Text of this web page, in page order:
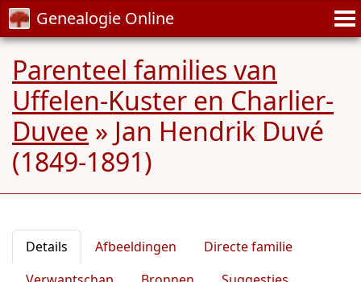
Genealogie Online
Parenteel families van
Uffelen-Kuster en Charlier-
Duvee » Jan Hendrik Duvé
(1849-1891)
Details Afbeeldingen
Directe familie